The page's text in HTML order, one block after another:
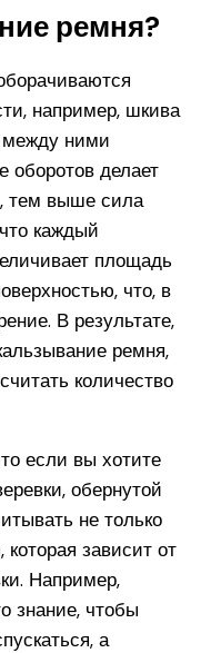
ремня?
например, шкива
между ними
оборотов делает
тем выше сила
каждый
площадь
что, в
В результате,
ремня,
количество
если вы хотите
обернутой
не только
которая зависит от
Например,
знание, чтобы
а